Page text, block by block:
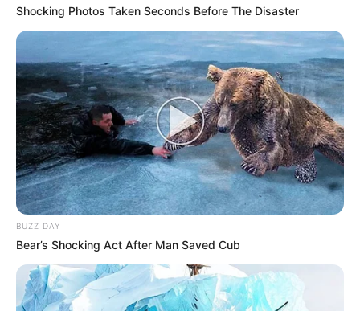
Shocking Photos Taken Seconds Before The Disaster
BUZZ DAY
Bear’s Shocking Act After Man Saved Cub